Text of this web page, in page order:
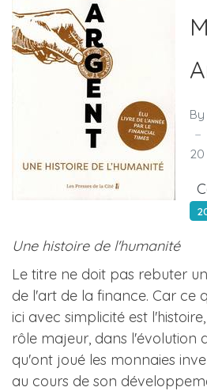
By
Une histoire de l'humanité
Le titre ne doit pas rebuter
de l'art de la finance. Car ce
ici avec simplicité est
rôle majeur, dans l'évolution
qu'ont joué les monnaies
au cours de son